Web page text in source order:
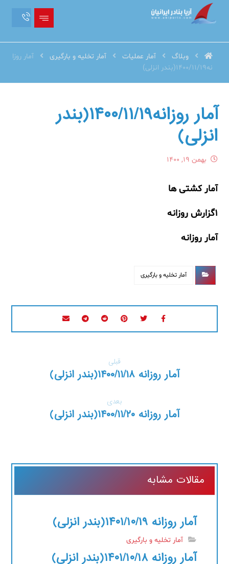
وبلاگ آمار عملیات آمار تخلیه و بارگیری
آمار روزا
نه1400/11/19(بندر انزلی)
آمار روزانه۱۴۰۰/۱۱/۱۹(بندر
انزلی)
بهمن ۱۹, ۱۴۰۰
آمار کشتی ها
۱گزارش روزانه
آمار روزانه
آمار تخلیه و بارگیری
قبلی
آمار روزانه ۱۴۰۰/۱۱/۱۸(بندر انزلی)
بعدی
آمار روزانه ۱۴۰۰/۱۱/۲۰(بندر انزلی)
مقالات مشابه
آمار روزانه ۱۴۰۱/۱۰/۱۹(بندر انزلی)
آمار تخلیه و بارگیری
آمار روزانه ۱۴۰۱/۱۰/۱۸(بندر انزلی)